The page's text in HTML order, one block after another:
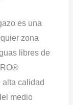
es una
zona
libres de
alta calidad
medio